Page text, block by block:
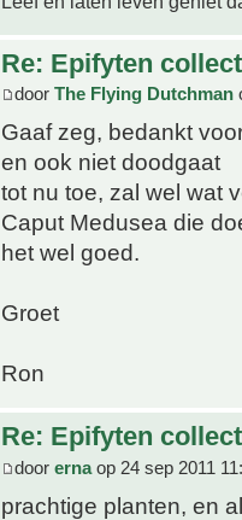
Re: Epifyten
door The Flying Dutchman
Gaaf zeg, bedankt
en ook niet doodgaat
tot nu toe, zal wel wat
Caput Medusea die
het wel goed.
Groet
Ron
Re: Epifyten
door ernaop 24 sep 2011
prachtige planten, en